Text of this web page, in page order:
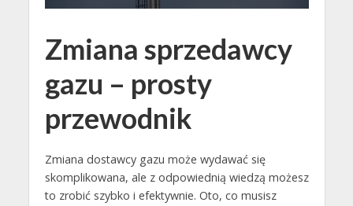
Zmiana sprzedawcy
gazu – prosty
przewodnik
Zmiana dostawcy gazu może wydawać się
skomplikowana, ale z odpowiednią wiedzą możesz
to zrobić szybko i efektywnie. Oto, co musisz